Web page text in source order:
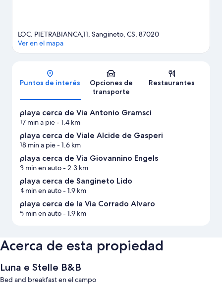
Mapa
LOC. PIETRABIANCA,11, Sangineto, CS, 87020
Ver en el mapa
Puntos de interés
Opciones de
transporte
Restaurantes
playa cerca de Via Antonio Gramsci
17 min a pie- 1.4 km
playa cerca de Viale Alcide de Gasperi
18 min a pie- 1.6 km
playa cerca de Via Giovannino Engels
3 min en auto- 2.3 km
playa cerca de Sangineto Lido
4 min en auto- 1.9 km
playa cerca de la Via Corrado Alvaro
5 min en auto- 1.9 km
Acerca de esta propiedad
Luna e Stelle B&B
Bed and breakfast en el campo